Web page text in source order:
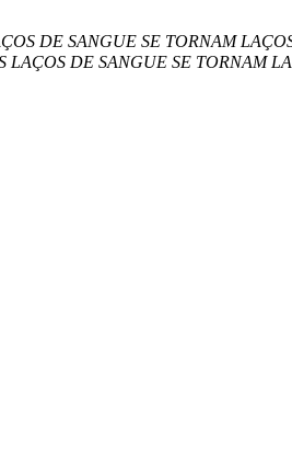
DE SANGUE SE TORNAM
LAÇOS DE SANGUE SE TORNAM